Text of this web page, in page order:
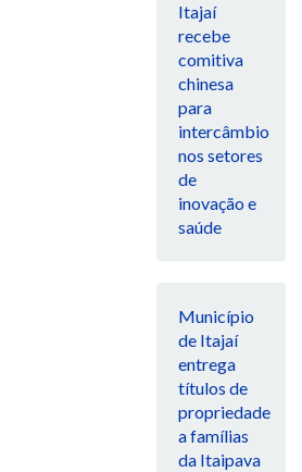
Itajaí
recebe
comitiva
chinesa
para
intercâmbio
nos setores
de
inovação e
saúde
Município
de Itajaí
entrega
títulos de
propriedade
a famílias
da Itaipava